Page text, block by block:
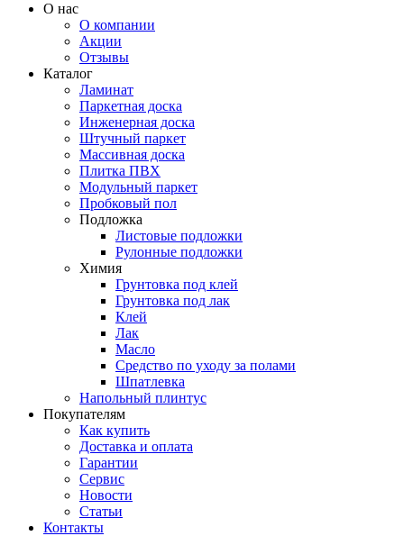
О нас
О компании
Акции
Отзывы
Каталог
Ламинат
Паркетная доска
Инженерная доска
Штучный паркет
Массивная доска
Плитка ПВХ
Модульный паркет
Пробковый пол
Подложка
Листовые подложки
Рулонные подложки
Химия
Грунтовка под клей
Грунтовка под лак
Клей
Лак
Масло
Средство по уходу за полами
Шпатлевка
Напольный плинтус
Покупателям
Как купить
Доставка и оплата
Гарантии
Сервис
Новости
Статьи
Контакты